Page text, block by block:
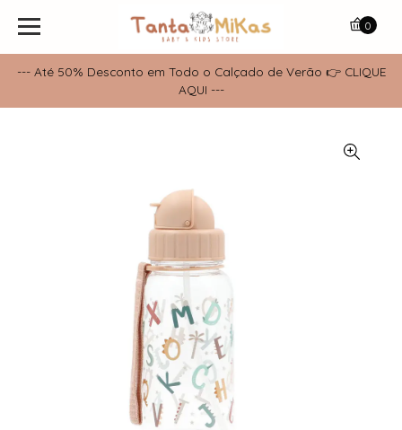
--- Até 50% Desconto em Todo o Calçado de Verão 👉 CLIQUE
AQUI ---
0